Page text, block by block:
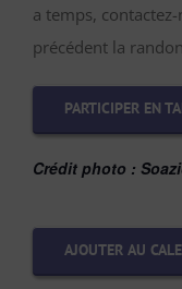
a temps,
précédent la
PARTICIPER EN
Crédit photo :
AJOUTER AU